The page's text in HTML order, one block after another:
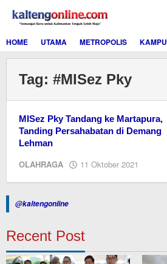
konten
HOME
UTAMA METROPOLIS
Tag: #MISez Pky
MISez Pky Tandang ke Martapura,
Tanding Persahabatan di Demang
Lehman
OLAHRAGA 11 Oktober 2021
@kaltengonline
Recent Post